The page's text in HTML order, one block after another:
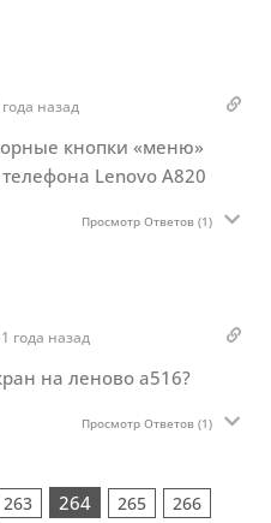
назад
кнопки «меню»
Lenovo A820
Просмотр Ответов(1)
года назад
на леново а516?
Просмотр Ответов(1)
263 264 265 266